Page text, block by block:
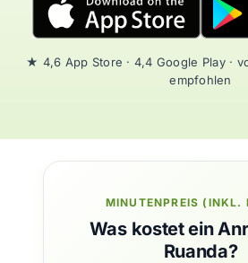
★ 4,6 App Store · 4,4 Google Play ·
empfohlen
MINUTENPREIS (INKL.
Was kostet ein
Ruanda?